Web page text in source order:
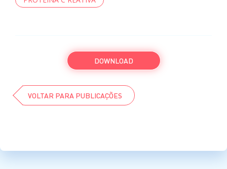
DOWNLOAD
VOLTAR PARA PUBLICAÇÕES